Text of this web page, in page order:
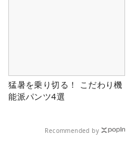
猛暑を乗り切る！ こだわり機
能派パンツ4選
Recommended by